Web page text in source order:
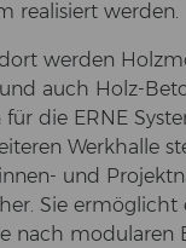
rea­li­siert wer­den.
wer­den
auch Holz-​
die ERNE
Werk­hal­le
und
Sie er­mög­licht
nach mo­du­la­ren